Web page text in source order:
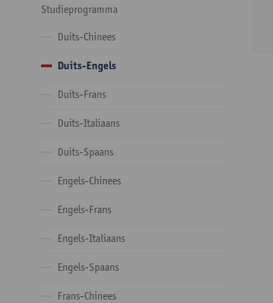
Studieprogramma
Duits-Chinees
Duits-Engels
Duits-Frans
Duits-Italiaans
Duits-Spaans
Engels-Chinees
Engels-Frans
Engels-Italiaans
Engels-Spaans
Frans-Chinees